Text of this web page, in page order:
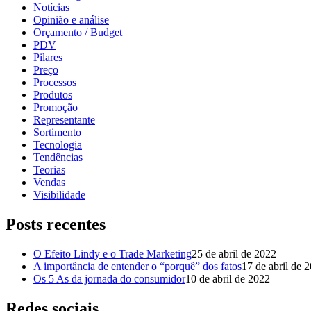
Notícias
Opinião e análise
Orçamento / Budget
PDV
Pilares
Preço
Processos
Produtos
Promoção
Representante
Sortimento
Tecnologia
Tendências
Teorias
Vendas
Visibilidade
Posts recentes
O Efeito Lindy e o Trade Marketing25 de abril de 2022
A importância de entender o “porquê” dos fatos17 de abril de
Os 5 As da jornada do consumidor10 de abril de 2022